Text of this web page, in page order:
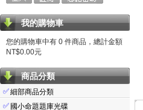
我的購物車
您的購物車中有 0 件商品，總計金額
NT$0.00元
商品分類
✅細部商品分類
✅ 國小命題題庫光碟